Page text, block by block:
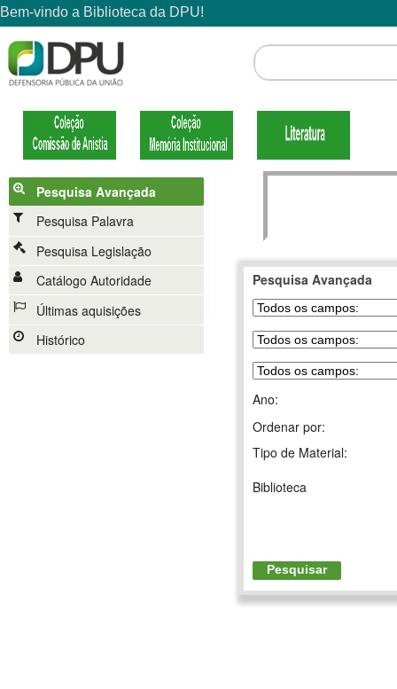
Pesquisa Avançada
Pesquisa Palavra
Pesquisa Legislação
Catálogo Autoridade
Últimas aquisições
Histórico
Pesquisa Avançada
Ano:
Ordenar por:
Tipo de Material:
Biblioteca
Pesquisar